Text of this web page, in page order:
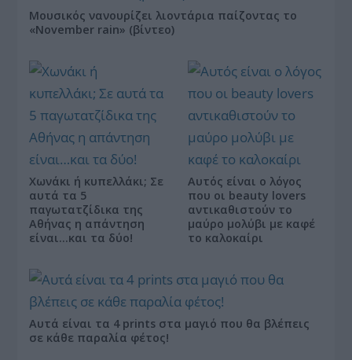
Μουσικός νανουρίζει λιοντάρια παίζοντας το
«November rain» (βίντεο)
Χωνάκι ή κυπελλάκι; Σε
αυτά τα 5
παγωτατζίδικα της
Αθήνας η απάντηση
είναι…και τα δύο!
Αυτός είναι ο λόγος
που οι beauty lovers
αντικαθιστούν το
μαύρο μολύβι με καφέ
το καλοκαίρι
Αυτά είναι τα 4 prints στα μαγιό που θα βλέπεις
σε κάθε παραλία φέτος!